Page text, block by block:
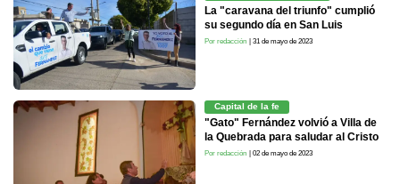
La "caravana del triunfo" cumplió
su segundo día en San Luis
Por redacción | 31 de mayo de 2023
Capital de la fe
"Gato" Fernández volvió a Villa de
la Quebrada para saludar al Cristo
Por redacción | 02 de mayo de 2023